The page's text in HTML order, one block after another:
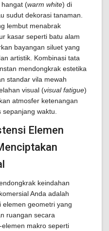
(warm white) di
sudut dekorasi tanaman.
lembut menabrak
kasar seperti batu alam
bayangan siluet yang
artistik. Kombinasi tata
mendongkrak estetika
standar vila mewah
visual (visual fatigue)
atmosfer ketenangan
waktu.
Elemen
keindahan
Anda adalah
elemen geometri yang
ruangan secara
makro seperti